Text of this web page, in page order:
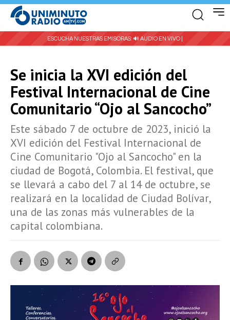
ESCUCHA NUESTRAS EMISORAS: 🔊 AUDIO EN VIVO |
Se inicia la XVI edición del
Festival Internacional de Cine
Comunitario “Ojo al Sancocho”
Este sábado 7 de octubre de 2023, inició la
XVI edición del Festival Internacional de
Cine Comunitario "Ojo al Sancocho" en la
ciudad de Bogotá, Colombia. El festival, que
se llevará a cabo del 7 al 14 de octubre, se
realizará en la localidad de Ciudad Bolívar,
una de las zonas más vulnerables de la
capital colombiana.